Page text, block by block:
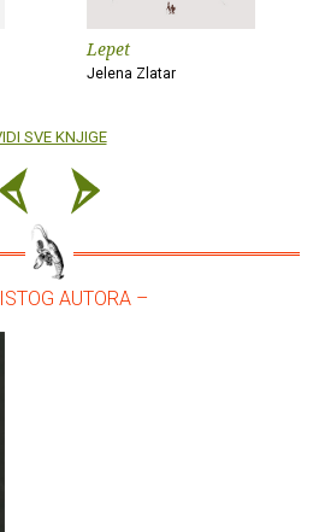
Lepet
Jelena Zlatar
SVE KNJIGE
AUTORA –